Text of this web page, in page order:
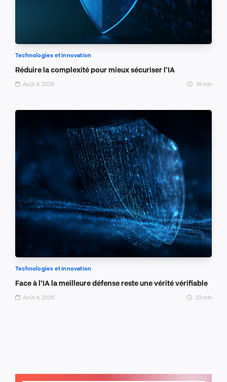
Technologies et innovation
Réduire la complexité pour mieux sécuriser l’IA
Août 4, 2026 18 min
Technologies et innovation
Face à l’IA la meilleure défense reste une vérité vérifiable
Août 4, 2026 23 min